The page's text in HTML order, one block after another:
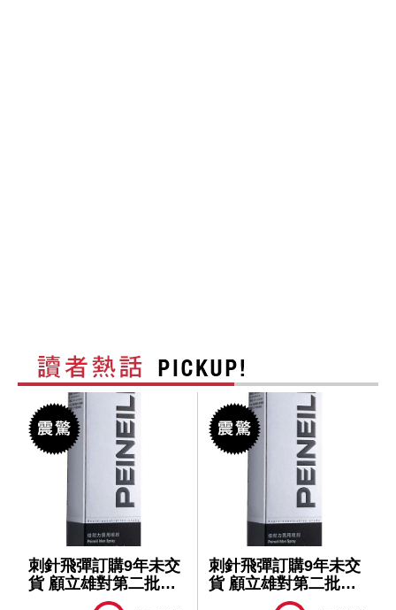
刺針飛彈訂購9年未交
貨 顧立雄對第二批軍
刺針飛彈訂購9年未交
貨 顧立雄對第二批軍